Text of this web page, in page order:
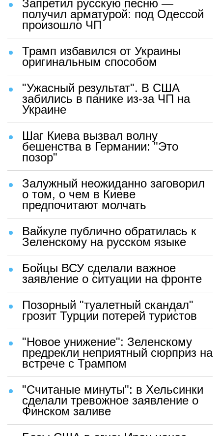
Запретил русскую песню —
получил арматурой: под Одессой
произошло ЧП
Трамп избавился от Украины
оригинальным способом
"Ужасный результат". В США
забились в панике из-за ЧП на
Украине
Шаг Киева вызвал волну
бешенства в Германии: "Это
позор"
Залужный неожиданно заговорил
о том, о чем в Киеве
предпочитают молчать
Вайкуле публично обратилась к
Зеленскому на русском языке
Бойцы ВСУ сделали важное
заявление о ситуации на фронте
Позорный "туалетный скандал"
грозит Турции потерей туристов
"Новое унижение": Зеленскому
предрекли неприятный сюрприз на
встрече с Трампом
"Считаные минуты": в Хельсинки
сделали тревожное заявление о
Финском заливе